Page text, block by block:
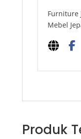
Furniture
Mebel
Produk